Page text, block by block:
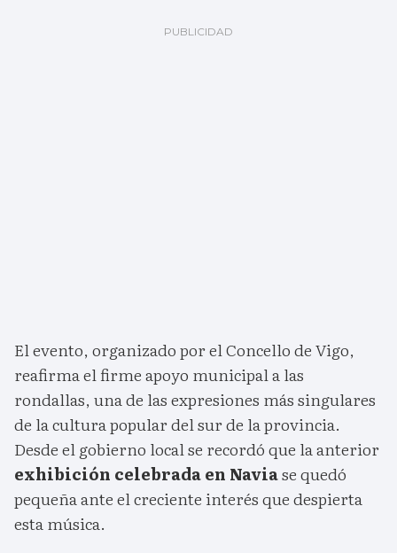
El evento, organizado por el Concello de Vigo,
reafirma el firme apoyo municipal a las
rondallas, una de las expresiones más singulares
de la cultura popular del sur de la provincia.
Desde el gobierno local se recordó que la anterior
exhibición celebrada en Naviase quedó
pequeña ante el creciente interés que despierta
esta música.